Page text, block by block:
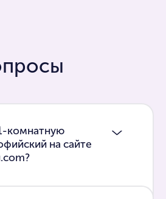
комнатную
на сайте